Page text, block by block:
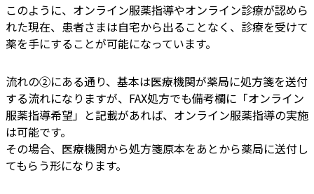
このように、オンライン服薬指導やオンライン診療が認めら
れた現在、患者さまは自宅から出ることなく、診療を受けて
薬を手にすることが可能になっています。
流れの②にある通り、基本は医療機関が薬局に処方箋を送付
する流れになりますが、FAX処方でも備考欄に「オンライン
服薬指導希望」と記載があれば、オンライン服薬指導の実施
は可能です。
その場合、医療機関から処方箋原本をあとから薬局に送付し
てもらう形になります。